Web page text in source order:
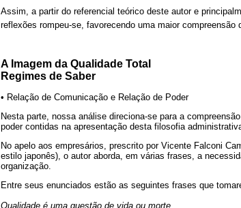
Assim, a partir do referencial teórico deste autor e
reflexões rompeu-se, favorecendo uma maior compreensão
A Imagem da Qualidade Total
Regimes de Saber
• Relação de Comunicação e Relação de Poder
Nesta parte, nossa análise direciona-se para a
poder contidas na apresentação desta filosofia
No apelo aos empresários, prescrito por Vicente Falconi
estilo japonês), o autor aborda, em várias frases, a
organização.
Entre seus enunciados estão as seguintes frases que
Qualidade é uma questão de vida ou morte